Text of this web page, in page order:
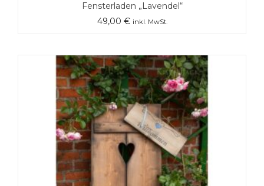
Fensterladen „Lavendel“
49,00 € inkl. MwSt.